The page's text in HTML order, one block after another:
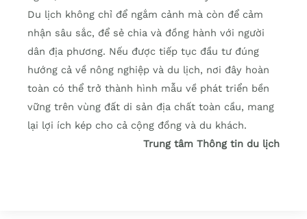
Du lịch không chỉ để ngắm cảnh mà còn để cảm
nhận sâu sắc, để sẻ chia và đồng hành với người
dân địa phương. Nếu được tiếp tục đầu tư đúng
hướng cả về nông nghiệp và du lịch, nơi đây hoàn
toàn có thể trở thành hình mẫu về phát triển bền
vững trên vùng đất di sản địa chất toàn cầu, mang
lại lợi ích kép cho cả cộng đồng và du khách.
Trung tâm Thông tin du lịch